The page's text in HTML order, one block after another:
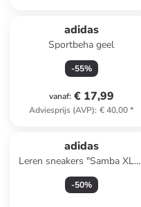
adidas
Sportbeha geel
-55%
vanaf: € 17,99
Adviesprijs (AVP): € 40,00*
adidas
Leren sneakers "Samba XLG"
wit
-50%